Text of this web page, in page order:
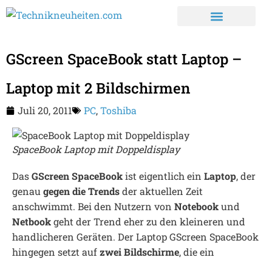
GScreen SpaceBook statt Laptop –
Laptop mit 2 Bildschirmen
Juli 20, 2011 PC,Toshiba
SpaceBook Laptop mit Doppeldisplay
DasGScreen SpaceBookist eigentlich ein Laptop, der
genau gegen die Trendsder aktuellen Zeit
anschwimmt. Bei den Nutzern von Notebookund
Netbookgeht der Trend eher zu den kleineren und
handlicheren Geräten. Der Laptop GScreen SpaceBook
hingegen setzt aufzwei Bildschirme, die ein